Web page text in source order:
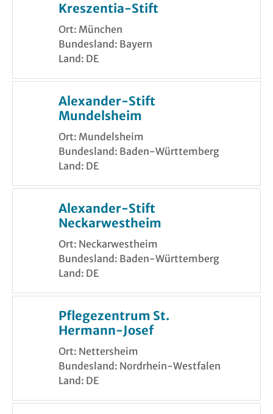
Kreszentia-Stift
Ort: München
Bundesland: Bayern
Land: DE
Alexander-Stift
Mundelsheim
Ort: Mundelsheim
Bundesland: Baden-Württemberg
Land: DE
Alexander-Stift
Neckarwestheim
Ort: Neckarwestheim
Bundesland: Baden-Württemberg
Land: DE
Pflegezentrum St.
Hermann-Josef
Ort: Nettersheim
Bundesland: Nordrhein-Westfalen
Land: DE